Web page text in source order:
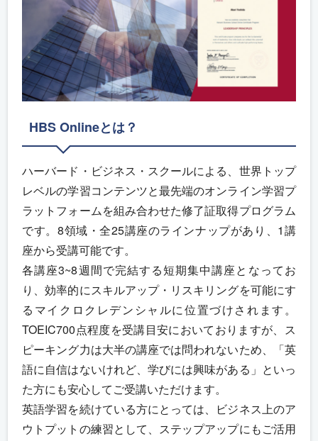
HBS Onlineとは？
ハーバード・ビジネス・スクールによる、世界トップ
レベルの学習コンテンツと最先端のオンライン学習プ
ラットフォームを組み合わせた修了証取得プログラム
です。8領域・全25講座のラインナップがあり、1講
座から受講可能です。
各講座3~8週間で完結する短期集中講座となってお
り、効率的にスキルアップ・リスキリングを可能にす
るマイクロクレデンシャルに位置づけされます。
TOEIC700点程度を受講目安においておりますが、ス
ピーキング力は大半の講座では問われないため、「英
語に自信はないけれど、学びには興味がある」といっ
た方にも安心してご受講いただけます。
英語学習を続けている方にとっては、ビジネス上のア
ウトプットの練習として、ステップアップにもご活用